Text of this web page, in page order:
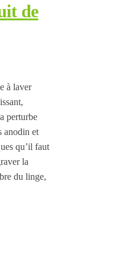
de
à laver
perturbe
anodin et
qu’il faut
la
du linge,